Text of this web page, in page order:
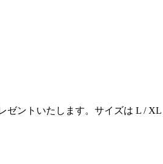
ントいたします。サイズは L / XL